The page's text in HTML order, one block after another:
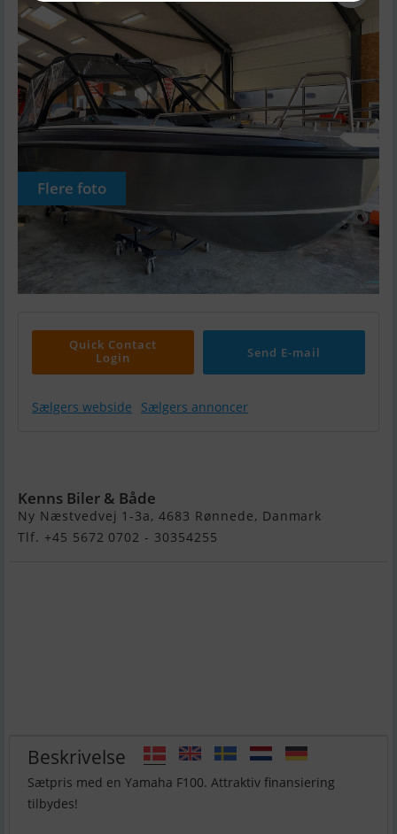
Flere foto
Quick Contact
Login
Send E-mail
Sælgers webside Sælgers annoncer
Kenns Biler & Både
Ny Næstvedvej 1-3a, 4683 Rønnede, Danmark
Tlf. +45 5672 0702 - 30354255
Beskrivelse
Sætpris med en Yamaha F100. Attraktiv finansiering
tilbydes!